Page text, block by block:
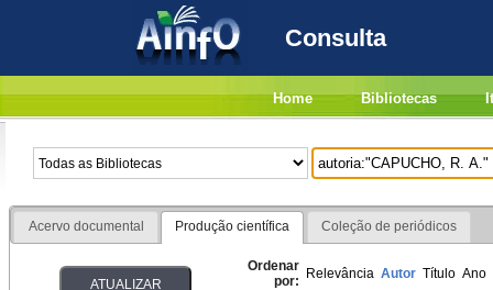
Consulta
Home Bibliotecas
Acervo documental Produção científica Coleção de periódicos
Ordenar
por: Relevância Autor Título Ano